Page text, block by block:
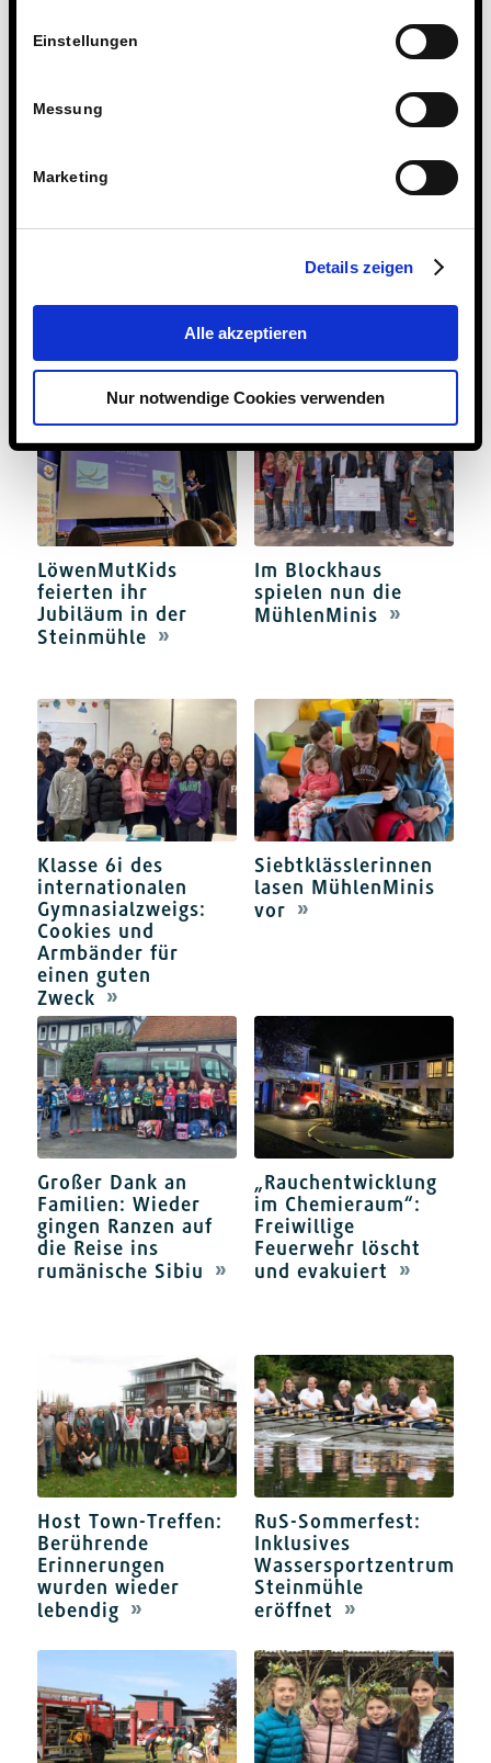
Einstellungen
Messung
Marketing
Details zeigen
Alle akzeptieren
Nur notwendige Cookies verwenden
Noch sind Plätze
Partnerschule in
Tansania
LöwenMutKids
feierten ihr
Jubiläum in der
Steinmühle
Im Blockhaus
spielen nun die
MühlenMinis
Klasse 6i des
internationalen
Gymnasialzweigs:
Cookies und
Armbänder für
einen guten
Zweck
Siebtklässlerinnen
lasen MühlenMinis
vor
Großer Dank an
Familien: Wieder
gingen Ranzen auf
die Reise ins
rumänische Sibiu
„Rauchentwicklung
im Chemieraum“:
Freiwillige
Feuerwehr löscht
und evakuiert
Host Town-Treffen:
Berührende
Erinnerungen
wurden wieder
lebendig
RuS-Sommerfest:
Inklusives
Wassersportzentrum
Steinmühle
eröffnet